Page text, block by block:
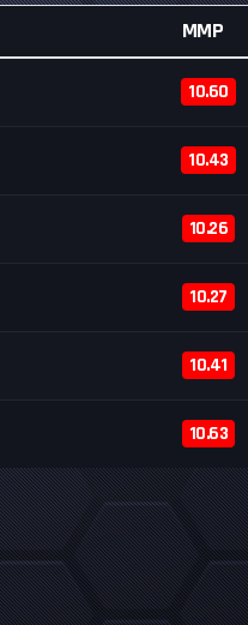
MMP
10.60
10.43
10.26
10.27
10.41
10.63